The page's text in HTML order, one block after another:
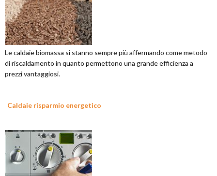
Le caldaie biomassa si stanno sempre più affermando come metodo
di riscaldamento in quanto permettono una grande efficienza a
prezzi vantaggiosi.
Caldaie risparmio energetico